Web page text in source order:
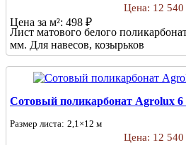
Цена: 12 540
Цена за м²: 498 ₽
Лист матового белого
мм. Для навесов, козырьков
Сотовый поликарбонат Agrolux
Размер листа: 2,1×12 м
Цена: 12 540